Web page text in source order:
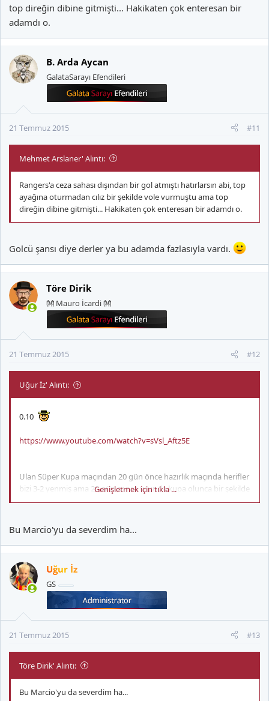
top direğin dibine gitmişti... Hakikaten çok enteresan bir
adamdı o.
B. Arda Aycan
GalataSarayı Efendileri
21 Temmuz 2015 #11
Mehmet Arslaner' Alıntı:
Rangers'a ceza sahası dışından bir gol atmıştı hatırlarsın abi, top
ayağına oturmadan cılız bir şekilde vole vurmuştu ama top
direğin dibine gitmişti... Hakikaten çok enteresan bir adamdı o.
Golcü şansı diye derler ya bu adamda fazlasıyla vardı.
Töre Dirik
👐 Mauro İcardi 👐
21 Temmuz 2015 #12
Uğur İz' Alıntı:
0.10
https://www.youtube.com/watch?v=sVsl_Aftz5E
Ulan Süper Kupa maçından 20 gün önce hazırlık maçında herifler
bizi 3-2 yenmiş ama 20 gün sonra ucunda kupa olunca bir şekilde
almışız yine kupayı.
Genişletmek için tıkla ...
Bu Marcio'yu da severdim ha...
Uğur İz
GS
21 Temmuz 2015 #13
Töre Dirik' Alıntı:
Bu Marcio'yu da severdim ha...